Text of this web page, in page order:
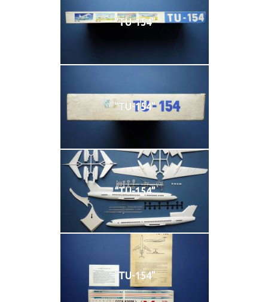
“TU-154”
“TU-154”
“TU-154”
“TU-154”